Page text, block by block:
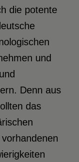
die potente
und
Denn aus
das